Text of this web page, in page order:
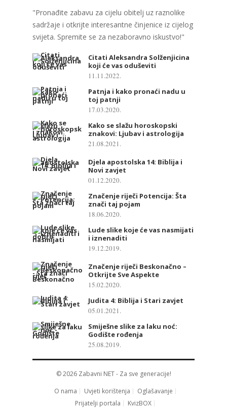
"Pronađite zabavu za cijelu obitelj uz raznolike
sadržaje i otkrijte interesantne činjenice iz cijelog
svijeta. Spremite se za nezaboravno iskustvo!"
Citati Aleksandra Solženjicina
koji će vas oduševiti
11.11.2022.
Patnja i kako pronaći nadu u
toj patnji
17.03.2020.
Kako se slažu horoskopski
znakovi: Ljubav i astrologija
21.08.2021.
Djela apostolska 14: Biblija i
Novi zavjet
01.12.2020.
Značenje riječi Potencija: Šta
znači taj pojam
18.06.2020.
Lude slike koje će vas nasmijati
i iznenaditi
19.12.2019.
Značenje riječi Beskonačno –
Otkrijte Sve Aspekte
15.02.2020.
Judita 4: Biblija i Stari zavjet
05.01.2021.
Smiješne slike za laku noć:
Godište rođenja
25.08.2019.
© 2026 Zabavni NET- Za sve generacije!
O nama
Uvjeti korištenja
Oglašavanje
Prijatelji portala
KvizBOX